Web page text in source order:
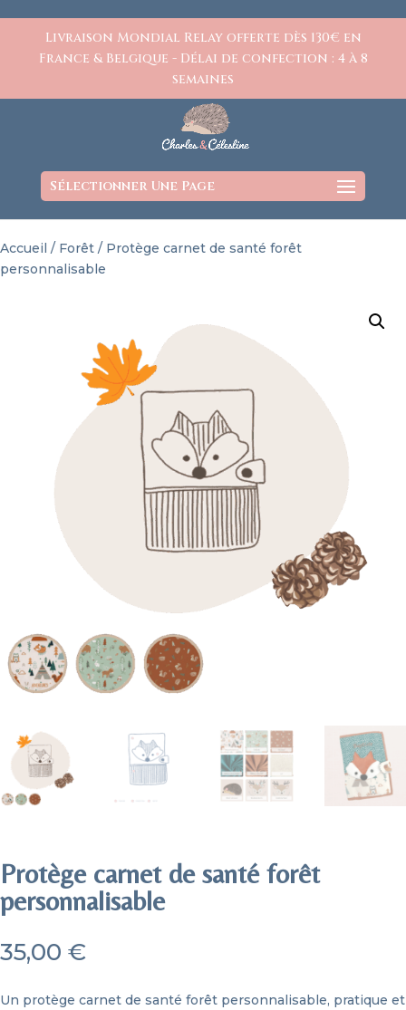
Livraison Mondial Relay offerte dès 130€ en
France & Belgique - Délai de confection : 4 à 8
semaines
Sélectionner Une Page
Accueil / Forêt / Protège carnet de santé forêt
personnalisable
Protège carnet de santé forêt
personnalisable
35,00 €
Un protège carnet de santé forêt personnalisable, pratique et